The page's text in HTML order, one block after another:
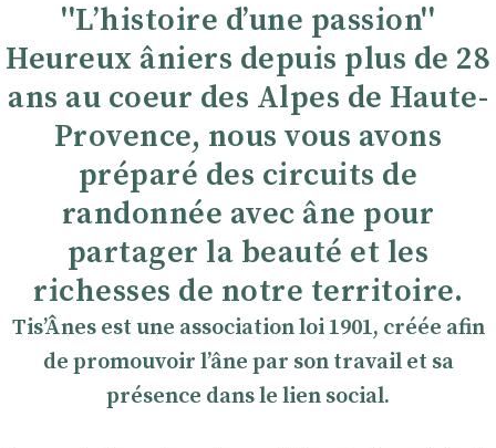
''Lʼhistoire dʼune passion''
Heureux âniers depuis plus de 28
ans au coeur des Alpes de Haute-
Provence, nous vous avons
préparé des circuits de
randonnée avec âne pour
partager la beauté et les
richesses de notre territoire.
TisʼÂnes est une association loi 1901, créée afin
de promouvoir lʼâne par son travail et sa
présence dans le lien social.